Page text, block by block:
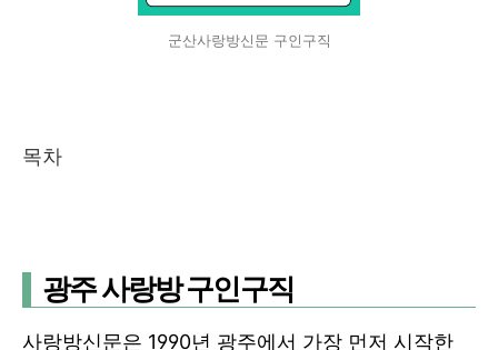
군산사랑방신문 구인구직
목차
광주 사랑방 구인구직
사랑방신문은 1990년 광주에서 가장 먼저 시작한